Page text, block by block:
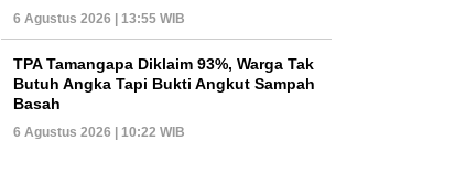
6 Agustus 2026 | 13:55 WIB
TPA Tamangapa Diklaim 93%, Warga Tak
Butuh Angka Tapi Bukti Angkut Sampah
Basah
6 Agustus 2026 | 10:22 WIB